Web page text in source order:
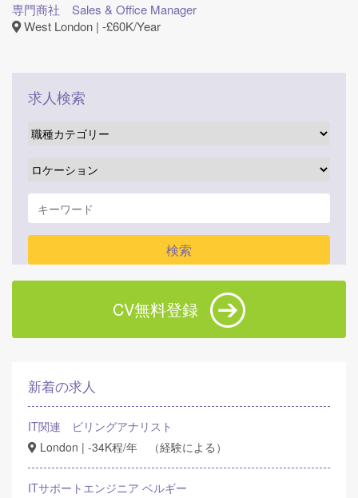
専門商社 Sales & Office Manager
West London | ‐£60K/Year
求人検索
CV無料登録
新着の求人
IT関連 ビリングアナリスト
London | -34K程/年 （経験による）
ITサポートエンジニア ベルギー